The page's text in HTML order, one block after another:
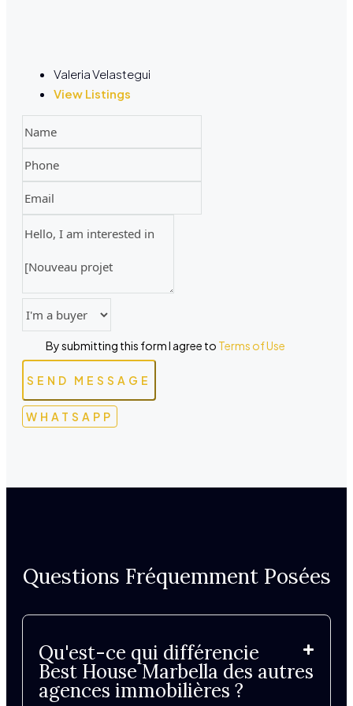
Valeria Velastegui
View Listings
By submitting this form I agree to Terms of Use
SEND MESSAGE
WHATSAPP
Questions Fréquemment Posées
Qu'est-ce qui différencie
Best House Marbella des autres
agences immobilières ?